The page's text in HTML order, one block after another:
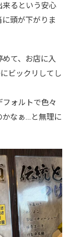
来るという安心
頭が下がりま
て、お店に入
ビックリしてし
フォルトで色々
かなぁ…と無理に